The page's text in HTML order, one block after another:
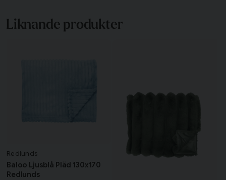
Mjuka och fina filtar. Luddade något i början. Precis
Liknande produkter
Redlunds
Baloo Ljusblå Pläd 130x170
Redlunds